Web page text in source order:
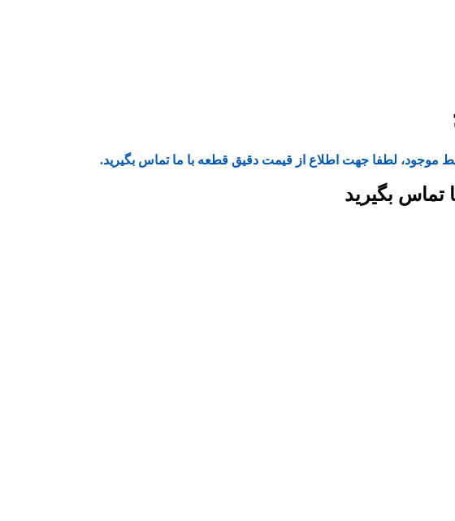
موجود، لطفا جهت اطلاع از قیمت دقیق قطعه با ما تماس بگیرید.
تماس بگیرید